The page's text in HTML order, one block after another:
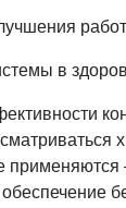
в
применяются